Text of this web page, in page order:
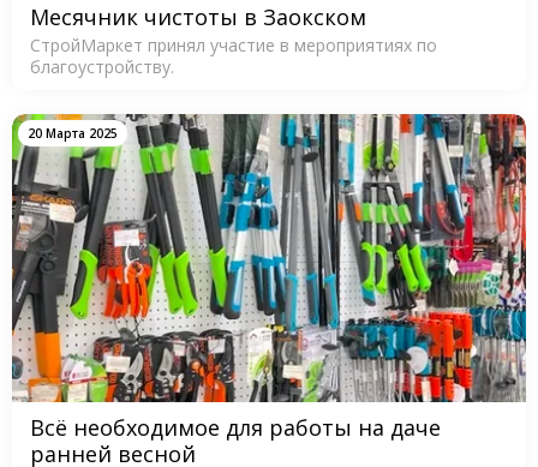
Месячник чистоты в Заокском
СтройМаркет принял участие в мероприятиях по
благоустройству.
20 Марта 2025
Всё необходимое для работы на даче
ранней весной